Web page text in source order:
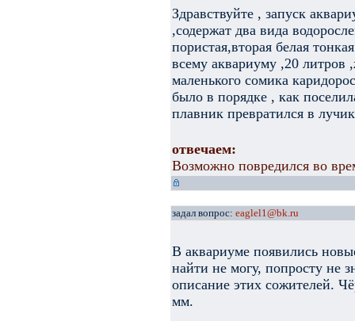
Здравствуйте , запуск
,содержат два вида
пористая,вторая белая
всему аквариуму ,20 литров
маленького сомика
было в порядке , как
плавник превратился в
отвечаем:
Возможно повредился во
задал вопрос: eaglel1@bk.ru
В аквариуме появились
найти не могу, попросту не
описание этих сожителей.
мм.